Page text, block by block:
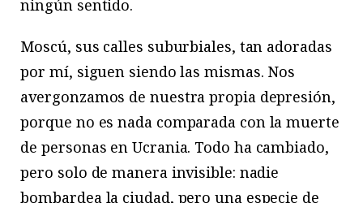
ningún sentido.
Moscú, sus calles suburbiales, tan adoradas
por mí, siguen siendo las mismas. Nos
avergonzamos de nuestra propia depresión,
porque no es nada comparada con la muerte
de personas en Ucrania. Todo ha cambiado,
pero solo de manera invisible: nadie
bombardea la ciudad, pero una especie de